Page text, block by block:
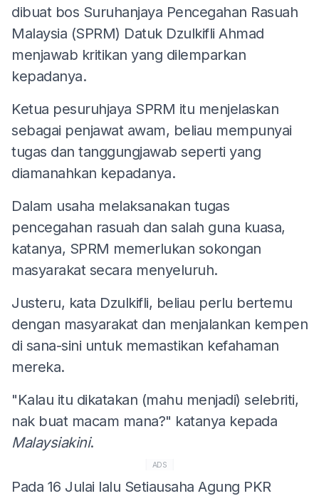
dibuat bos Suruhanjaya Pencegahan Rasuah
Malaysia (SPRM) Datuk Dzulkifli Ahmad
menjawab kritikan yang dilemparkan
kepadanya.
Ketua pesuruhjaya SPRM itu menjelaskan
sebagai penjawat awam, beliau mempunyai
tugas dan tanggungjawab seperti yang
diamanahkan kepadanya.
Dalam usaha melaksanakan tugas
pencegahan rasuah dan salah guna kuasa,
katanya, SPRM memerlukan sokongan
masyarakat secara menyeluruh.
Justeru, kata Dzulkifli, beliau perlu bertemu
dengan masyarakat dan menjalankan kempen
di sana-sini untuk memastikan kefahaman
mereka.
"Kalau itu dikatakan (mahu menjadi) selebriti,
nak buat macam mana?" katanya kepada
Malaysiakini.
ADS
Pada 16 Julai lalu Setiausaha Agung PKR